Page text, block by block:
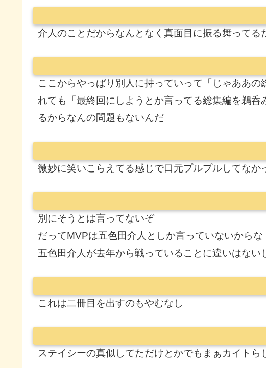
介人のことだからなんとなく真面目に振る舞って
ここからやっぱり別人に持っていって「じゃああ
れても「最終回にしようとか言ってる総集編を鵜呑
るからなんの問題もないんだ
微妙に笑いこらえてる感じで口元プルプルしてなか
別にそうとは言ってないぞ
だってMVPは五色田介人としか言っていないからな
五色田介人が去年から戦っていることに違いはない
これは二冊目を出すのもやむなし
ステイシーの真似してただけとかでもまぁカイト